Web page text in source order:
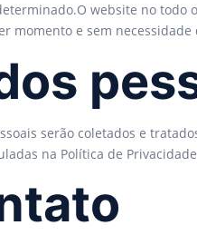
website no
momento e sem necessidade
serão coletados e
na Política de